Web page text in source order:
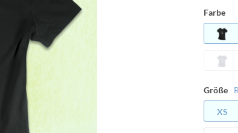
Farbe
Größe
XS